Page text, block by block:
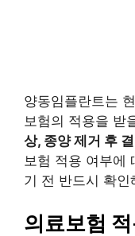
양동임플란트는
보험의 적용을 받
상, 종양 제거 후
보험 적용 여부에
기 전 반드시 확인
의료보험